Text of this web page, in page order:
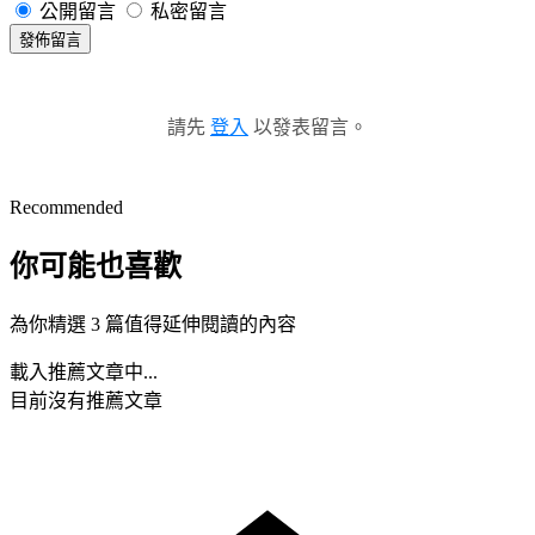
公開留言 私密留言
發佈留言
請先 登入 以發表留言。
Recommended
你可能也喜歡
為你精選 3 篇值得延伸閱讀的內容
載入推薦文章中...
目前沒有推薦文章